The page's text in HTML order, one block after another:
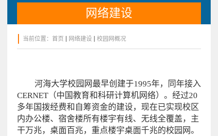
网络建设
当前位置： 首页 网络建设 校园网概况
河海大学校园网最早创建于1995年，同年接入
CERNET （中国教育和科研计算机网络）。经过20
多年国拨经费和自筹资金的建设，现在已实现校区
内办公楼、宿舍楼所有楼宇有线、无线全覆盖，主
干万兆，桌面百兆，重点楼宇桌面千兆的校园网。